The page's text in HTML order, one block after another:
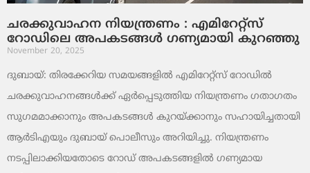
ചരക്കുവാഹന നിയന്ത്രണം : എമിറേറ്റ്സ്
റോഡിലെ അപകടങ്ങൾ ഗണ്യമായി കുറഞ്ഞു
November 20, 2025
ദുബായ്: തിരക്കേറിയ സമയങ്ങളിൽ എമിറേറ്റ്സ് റോഡിൽ
ചരക്കുവാഹനങ്ങൾക്ക് ഏർപ്പെടുത്തിയ നിയന്ത്രണം ഗതാഗതം
സുഗമമാക്കാനും അപകടങ്ങൾ കുറയ്ക്കാനും സഹായിച്ചതായി
ആർടിഎയും ദുബായ് പൊലീസും അറിയിച്ചു. നിയന്ത്രണം
നടപ്പിലാക്കിയതോടെ റോഡ് അപകടങ്ങളിൽ ഗണ്യമായ